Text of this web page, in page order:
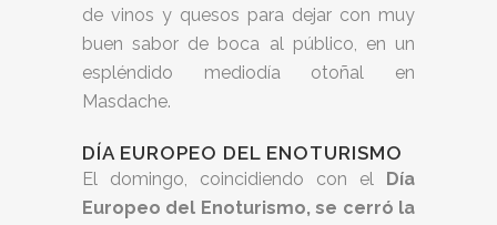
de vinos y quesos para dejar con muy
buen sabor de boca al público, en un
espléndido mediodía otoñal en
Masdache.
DÍA EUROPEO DEL ENOTURISMO
El domingo, coincidiendo con el Día
Europeo del Enoturismo, se cerró la